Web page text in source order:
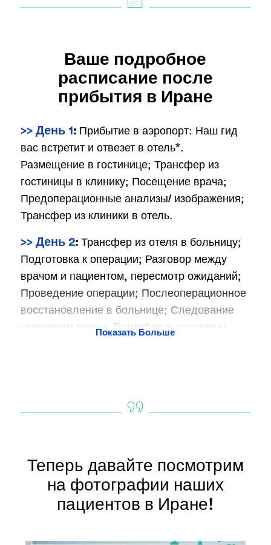
Ваше подробное
расписание после
прибытия в Иране
>> День 1 : Прибытие в аэропорт: Наш гид
вас встретит и отвезет в отель*.
Размещение в гостинице; Трансфер из
гостиницы в клинику; Посещение врача;
Предоперационные анализы/ изображения;
Трансфер из клиники в отель.
>> День 2: Трансфер из отеля в больницу;
Подготовка к операции; Разговор между
врачом и пациентом, пересмотр ожиданий;
Проведение операции; Послеоперационное
восстановление в больнице; Следование
указаниям врача; Трансфер в гостиницу.
Показать Больше
Теперь давайте посмотрим
на фотографии наших
пациентов в Иране!